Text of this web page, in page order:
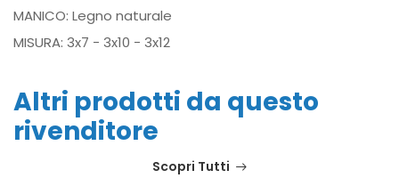
MANICO: Legno naturale
MISURA: 3x7 - 3x10 - 3x12
Altri prodotti da questo
rivenditore
Scopri Tutti